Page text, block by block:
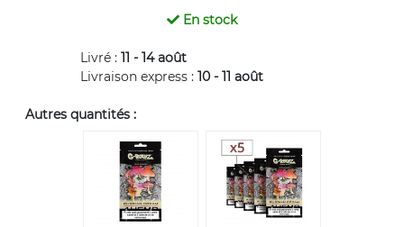
En stock
Livré : 11 - 14 août
Livraison express : 10 - 11 août
Autres quantités :